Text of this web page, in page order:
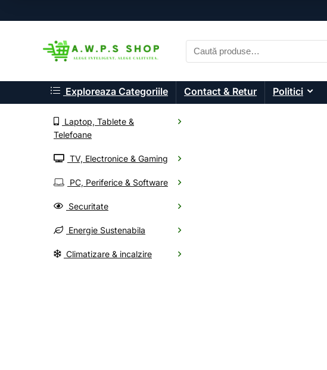
Exploreaza Categoriile
Laptop, Tablete &
Telefoane
TV, Electronice & Gaming
PC, Periferice & Software
Securitate
Energie Sustenabila
Climatizare & incalzire
Contact & Retur Politici
Componente PC,
Oferte noi, livrare rapidă și garanția